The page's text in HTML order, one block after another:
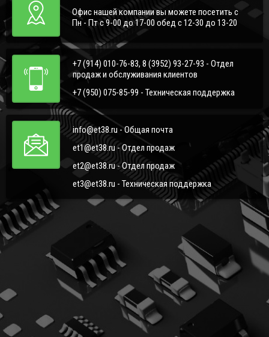
Офис нашей компании вы можете посетить с
Пн - Пт с 9-00 до 17-00 обед с 12-30 до 13-20
+7 (914) 010-76-83, 8 (3952) 93-27-93 - Отдел
продаж и обслуживания клиентов
+7 (950) 075-85-99 - Техническая поддержка
info@et38.ru - Общая почта
et1@et38.ru - Отдел продаж
et2@et38.ru - Отдел продаж
et3@et38.ru - Техническая поддержка